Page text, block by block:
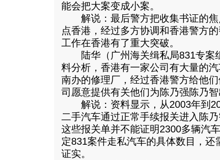
能会把大案变成小案。
解说：最后警方把收集书证的焦
点香港，经过多方协调和香港警方
工作在香港有了重大突破。
陆华（广州海关缉私局831专案
料分析，香港有一家公司有大量的
南办的修理厂，经过香港警方给他
司愿意提供有关他们为陈乃强陈乃
解说：资料显示，从2003年到
二手汽车通过正常手续报关进入陈
这些报关单并不能证明2300多辆汽
定831案件走私汽车的具体数目，还
证实。